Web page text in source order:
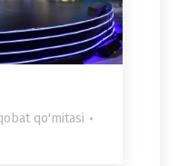
qo'mitasi